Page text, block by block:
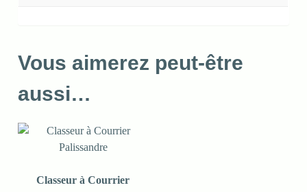
Vous aimerez peut-être
aussi…
Classeur à Courrier